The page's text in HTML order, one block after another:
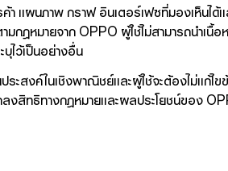
า แผนภาพ กราฟ อินเตอร์เฟซที่มองเห็นได้แ
ฎหมายจาก OPPO ผู้ใช้ไม่สามารถนำเนื้อ
ไว้เป็นอย่างอื่น
ะสงค์ในเชิงพาณิชย์และผู้ใช้จะต้องไม่แก้ไข
งสิทธิทางกฎหมายและผลประโยชน์ของ